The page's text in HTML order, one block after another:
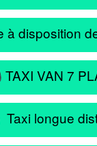
à disposition
TAXI VAN 7
Taxi longue